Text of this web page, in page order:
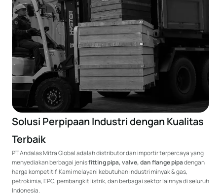
Solusi Perpipaan Industri dengan Kualitas
Terbaik
PT Andalas Mitra Global adalah distributor dan importir terpercaya yang
menyediakan berbagai jenisfitting pipa, valve, dan flange pipadengan
harga kompetitif. Kami melayani kebutuhan industri minyak & gas,
petrokimia, EPC, pembangkit listrik, dan berbagai sektor lainnya di seluruh
Indonesia.